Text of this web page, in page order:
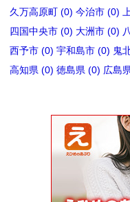
久万高原町 (0) 今治市 (0)
四国中央市 (0) 大洲市 (0)
西予市 (0) 宇和島市 (0) 鬼
高知県 (0) 徳島県 (0) 広島